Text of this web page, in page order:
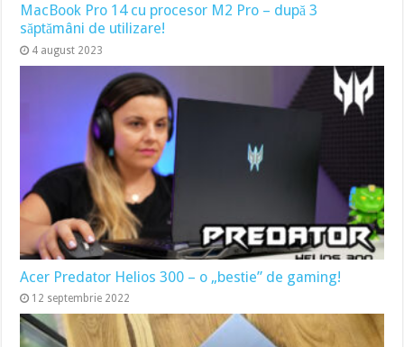
MacBook Pro 14 cu procesor M2 Pro – după 3
săptămâni de utilizare!
4 august 2023
Acer Predator Helios 300 – o „bestie” de gaming!
12 septembrie 2022